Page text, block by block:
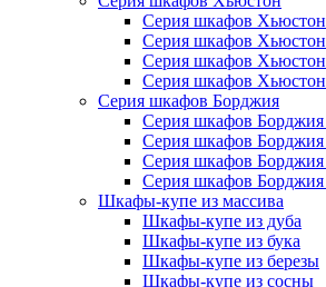
Серия шкафов Хьюстон
Серия шкафов Хьюстон
Серия шкафов Хьюстон
Серия шкафов
Серия шкафов Борджия
Серия шкафов Борджия
Серия шкафов Борджия
Серия шкафов Борджия
Серия шкафов Борджия
Шкафы-купе из массива
Шкафы-купе из дуба
Шкафы-купе из бука
Шкафы-купе из березы
Шкафы-купе из сосны